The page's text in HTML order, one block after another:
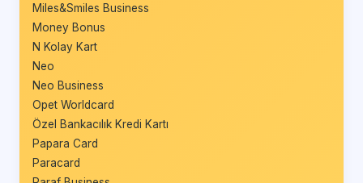
Miles&Smiles Business
Money Bonus
N Kolay Kart
Neo
Neo Business
Opet Worldcard
Özel Bankacılık Kredi Kartı
Papara Card
Paracard